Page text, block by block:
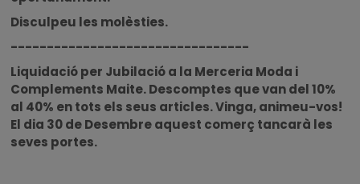
Disculpeu les molèsties.
---------------------------------
Liquidació per Jubilació a la Merceria Moda i
Complements Maite. Descomptes que van del 10%
al 40% en tots els seus articles. Vinga, animeu-vos!
El dia 30 de Desembre aquest comerç tancarà les
seves portes.